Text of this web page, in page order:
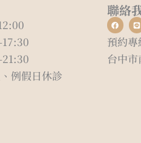
例假日休診
聯絡
F
a
c
e
b
o
o
L
i
n
e
預約
台中